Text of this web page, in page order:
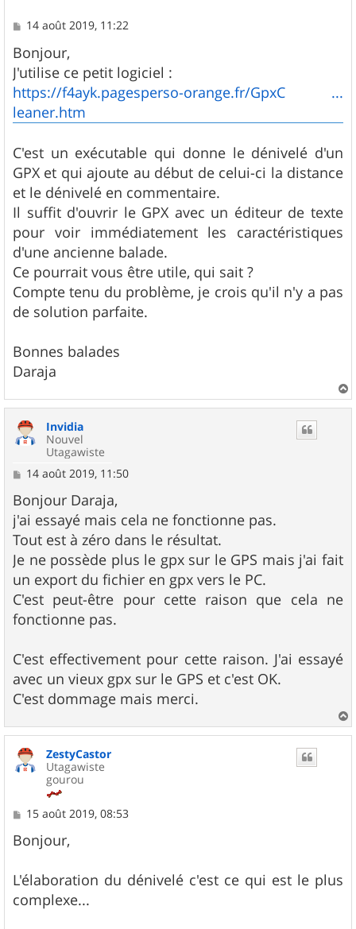
M
s
s
a
g
e
14 août 2019, 11:22
Bonjour,
J'utilise ce petit logiciel :
https://f4ayk.pagesperso-orange.fr/GpxC ...
leaner.htm
C'est un exécutable qui donne le dénivelé d'un
GPX et qui ajoute au début de celui-ci la distance
et le dénivelé en commentaire.
Il suffit d'ouvrir le GPX avec un éditeur de texte
pour voir immédiatement les caractéristiques
d'une ancienne balade.
Ce pourrait vous être utile, qui sait ?
Compte tenu du problème, je crois qu'il n'y a pas
de solution parfaite.
Bonnes balades
Daraja
a
Invidia
Nouvel
Utagawiste
M
s
s
a
g
e
14 août 2019, 11:50
Bonjour Daraja,
j'ai essayé mais cela ne fonctionne pas.
Tout est à zéro dans le résultat.
Je ne possède plus le gpx sur le GPS mais j'ai fait
un export du fichier en gpx vers le PC.
C'est peut-être pour cette raison que cela ne
fonctionne pas.
C'est effectivement pour cette raison. J'ai essayé
avec un vieux gpx sur le GPS et c'est OK.
C'est dommage mais merci.
a
ZestyCastor
Utagawiste
gourou
M
s
s
g
e
15 août 2019, 08:53
Bonjour,
L'élaboration du dénivelé c'est ce qui est le plus
complexe...